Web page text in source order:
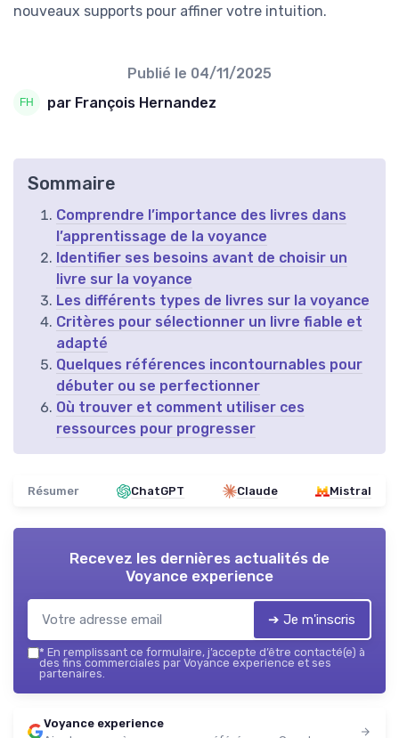
nouveaux supports pour affiner votre intuition.
Publié le 04/11/2025
par François Hernandez
Sommaire
Comprendre l’importance des livres dans
l’apprentissage de la voyance
Identifier ses besoins avant de choisir un
livre sur la voyance
Les différents types de livres sur la voyance
Critères pour sélectionner un livre fiable et
adapté
Quelques références incontournables pour
débuter ou se perfectionner
Où trouver et comment utiliser ces
ressources pour progresser
Résumer ChatGPT Claude Mistral
Recevez les dernières actualités de
Voyance experience
➔ Je m'inscris
* En remplissant ce formulaire, j’accepte d’être contacté(e) à
des fins commerciales par Voyance experience et ses
partenaires.
Voyance experience